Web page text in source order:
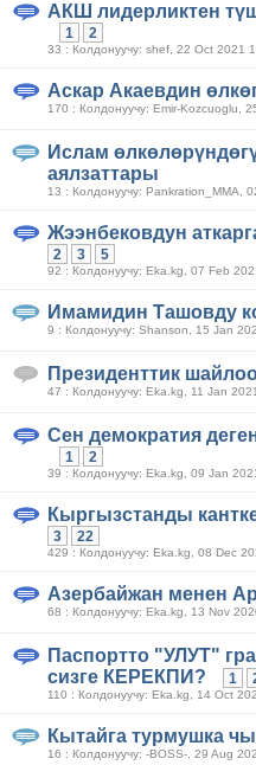
АКШ лидерликтен
1 2
33 : Колдонуучу: shef, 22 Oct 2021
Аскар Акаевдин
170 : Колдонуучу: Emir-Kozcuoglu,
Ислам
аялзаттары
13 : Колдонуучу: Pankration_MMA,
Жээнбековдун
2
3 5
92 : Колдонуучу: Eka.kg, 07 Feb
Имамидин Ташовду
9 : Колдонуучу: Shanson, 15 Jan
Президенттик
47 : Колдонуучу: Eka.kg, 11 Jan
Сен демократия
1 2
39 : Колдонуучу: Eka.kg, 09 Jan
Кыргызстанды
3
22
429 : Колдонуучу: Eka.kg, 08 Dec
Азербайжан менен
68 : Колдонуучу: Eka.kg, 13 Nov
Паспортто "УЛУТ"
сизге КЕРЕКПИ?
1
110 : Колдонуучу: Eka.kg, 14 Oct
Кытайга турмушка
16 : Колдонуучу: -BOSS-, 29 Aug